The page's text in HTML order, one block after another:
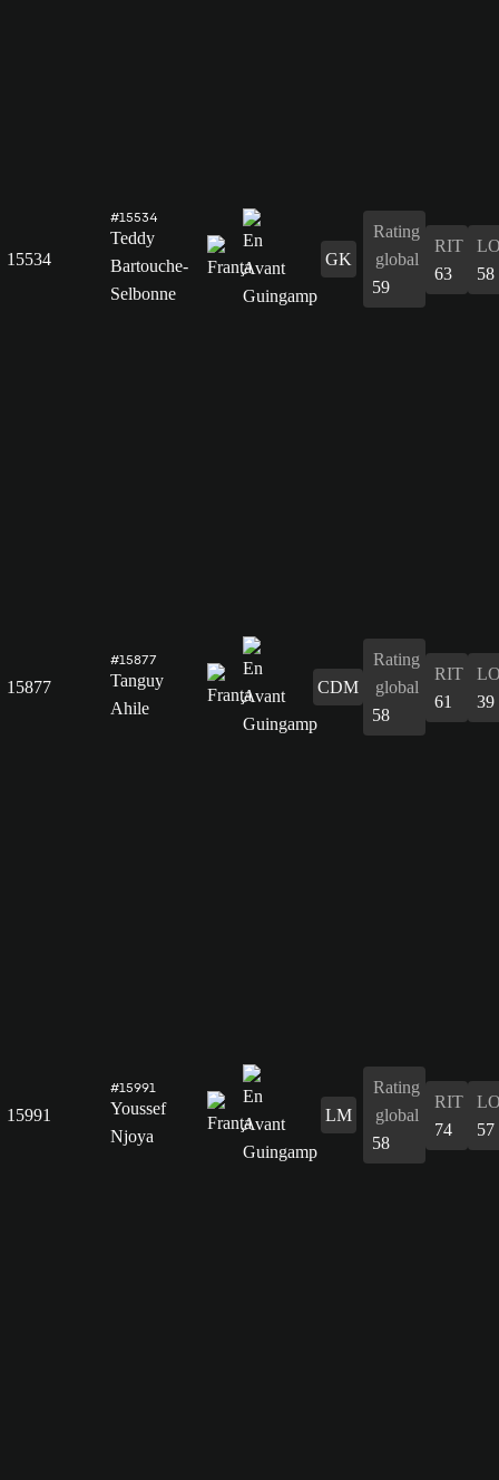
15534
#15534
Teddy
Bartouche-
Selbonne
GK
Rating
global
59
RIT
63
58
15877
#15877
Tanguy
Ahile
CDM
Rating
global
58
RIT
61
39
15991
#15991
Youssef
Njoya
LM
Rating
global
58
RIT
74
57